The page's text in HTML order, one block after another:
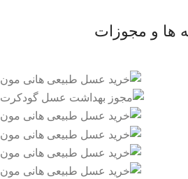
ها و مجوزات